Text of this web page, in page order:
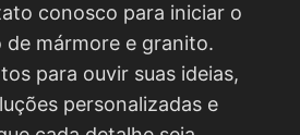
conosco para iniciar o
de mármore e granito.
para ouvir suas ideias,
personalizadas e